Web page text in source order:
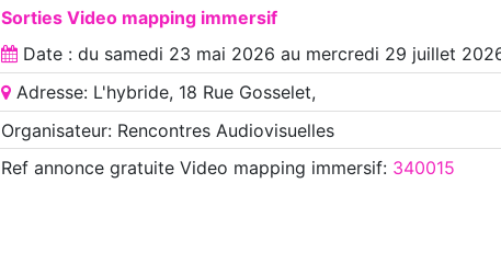
Sorties Video mapping immersif
Date : du samedi 23 mai 2026 au mercredi 29 juillet
Adresse: L'hybride, 18 Rue Gosselet,
Organisateur: Rencontres Audiovisuelles
Ref annoncegratuite Video mapping immersif: 340015